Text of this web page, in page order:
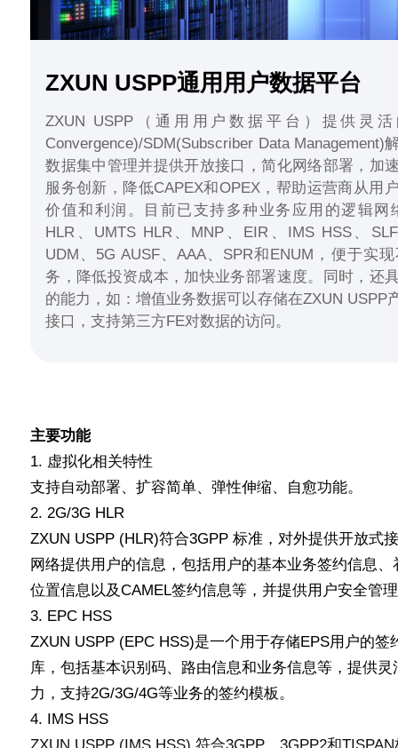
ZXUN USPP通用用户数据平台
ZXUN USPP（通用用户数据平台）提供灵活
Convergence)/SDM(Subscriber Data Management)
数据集中管理并提供开放接口，简化网络部署，加
服务创新，降低CAPEX和OPEX，帮助运营商从用
价值和利润。目前已支持多种业务应用的逻辑网
HLR、UMTS HLR、MNP、EIR、IMS HSS、
UDM、5G AUSF、AAA、SPR和ENUM，便于实
务，降低投资成本，加快业务部署速度。同时，还
的能力，如：增值业务数据可以存储在ZXUN USPP
接口，支持第三方FE对数据的访问。
主要功能
1. 虚拟化相关特性
支持自动部署、扩容简单、弹性伸缩、自愈功能。
2. 2G/3G HLR
ZXUN USPP (HLR)符合3GPP 标准，对外提供开放式
网络提供用户的信息，包括用户的基本业务签约信息
位置信息以及CAMEL签约信息等，并提供用户安全管
3. EPC HSS
ZXUN USPP (EPC HSS)是一个用于存储EPS用户的签
库，包括基本识别码、路由信息和业务信息等，提供
力，支持2G/3G/4G等业务的签约模板。
4. IMS HSS